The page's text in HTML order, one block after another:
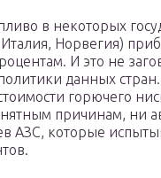
в некоторых
Норвегия)
И это не
данных
горючего
причинам, ни
АЗС, которые